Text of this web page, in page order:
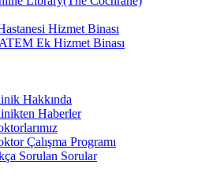
Hizmet Binası
Ek Hizmet Binası
Hakkında
Haberler
Çalışma Programı
Sorulan Sorular